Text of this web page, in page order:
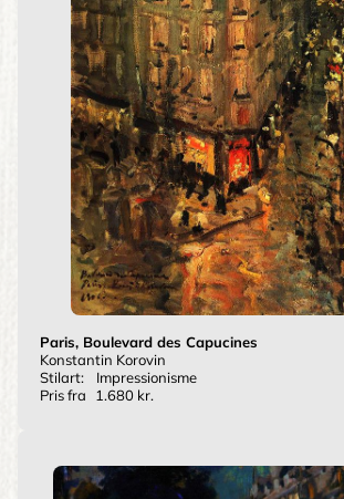
Paris, Boulevard des Capucines
Konstantin Korovin
Stilart:
Impressionisme
Pris fra
1.680 kr.